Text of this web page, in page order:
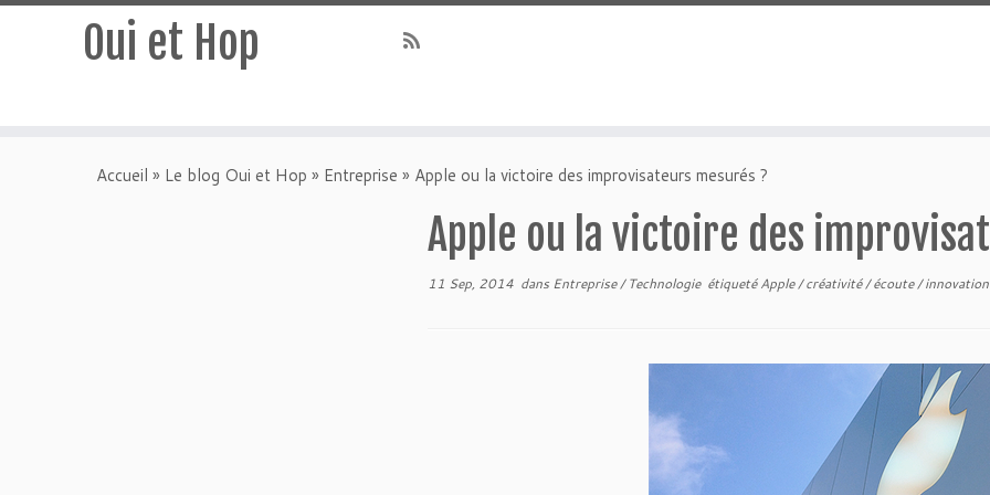
Oui et Hop
Accueil » Le blog Oui et Hop » Entreprise » Apple ou la victoire des improvisateurs mesurés ?
Apple ou la victoire des
11 Sep, 2014 dans Entreprise/Technologie étiquetéApple/créativité/écoute/